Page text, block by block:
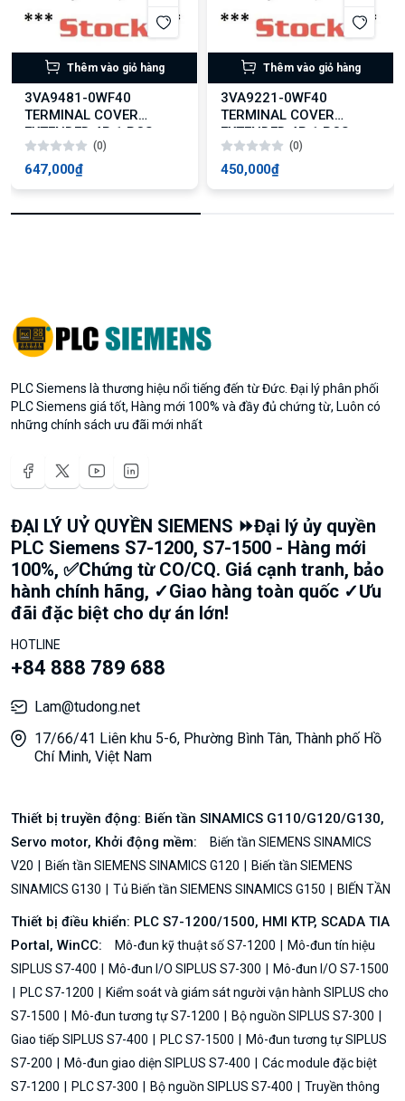
Thêm vào giỏ hàng
3VA9481-0WF40
TERMINAL COVER
EXTENDED 4P 1 PCS.
(0)
647,000₫
Thêm vào giỏ hàng
3VA9221-0WF40
TERMINAL COVER
EXTENDED 4P 1 PCS.
(0)
450,000₫
PLC Siemens là thương hiệu nổi tiếng đến từ Đức. Đại lý phân phối
PLC Siemens giá tốt, Hàng mới 100% và đầy đủ chứng từ, Luôn có
những chính sách ưu đãi mới nhất
ĐẠI LÝ UỶ QUYỀN SIEMENS ⏩Đại lý ủy quyền
PLC Siemens S7-1200, S7-1500 - Hàng mới
100%, ✅Chứng từ CO/CQ. Giá cạnh tranh, bảo
hành chính hãng, ✓Giao hàng toàn quốc ✓Ưu
đãi đặc biệt cho dự án lớn!
HOTLINE
+84 888 789 688
Lam@tudong.net
17/66/41 Liên khu 5-6, Phường Bình Tân, Thành phố Hồ
Chí Minh, Việt Nam
Thiết bị truyền động: Biến tần SINAMICS G110/G120/G130,
Servo motor, Khởi động mềm:
Biến tần SIEMENS SINAMICS
V20
Biến tần SIEMENS SINAMICS G120
Biến tần SIEMENS
SINAMICS G130
Tủ Biến tần SIEMENS SINAMICS G150 BIẾN TẦN
Thiết bị điều khiển: PLC S7-1200/1500, HMI KTP, SCADA TIA
Portal, WinCC:
Mô-đun kỹ thuật số S7-1200
Mô-đun tín hiệu
SIPLUS S7-400
Mô-đun I/O SIPLUS S7-300
Mô-đun I/O S7-1500
PLC S7-1200
Kiểm soát và giám sát người vận hành SIPLUS cho
S7-1500
Mô-đun tương tự S7-1200
Bộ nguồn SIPLUS S7-300
Giao tiếp SIPLUS S7-400
PLC S7-1500
Mô-đun tương tự SIPLUS
S7-200
Mô-đun giao diện SIPLUS S7-400
Các module đặc biệt
S7-1200
PLC S7-300 Bộ nguồn SIPLUS S7-400
Truyền thông